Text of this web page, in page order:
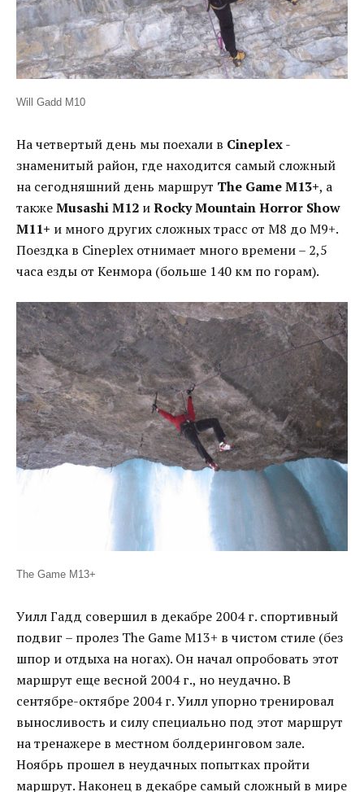
Will Gadd M10
На четвертый день мы поехали в Cineplex-
знаменитый район, где находится самый сложный
на сегодняшний день маршрут The Game М13+, а
такжеMusashi M12 иRocky Mountain Horror Show
М11+ и много других сложных трасс от М8 до М9+.
Поездка в Cineplex отнимает много времени – 2,5
часа езды от Кенмора (больше 140 км по горам).
The Game M13+
Уилл Гадд совершил в декабре 2004 г. спортивный
подвиг – пролез The Game М13+ в чистом стиле (без
шпор и отдыха на ногах). Он начал опробовать этот
маршрут еще весной 2004 г., но неудачно. В
сентябре-октябре 2004 г. Уилл упорно тренировал
выносливость и силу специально под этот маршрут
на тренажере в местном болдеринговом зале.
Ноябрь прошел в неудачных попытках пройти
маршрут. Наконец в декабре самый сложный в мире